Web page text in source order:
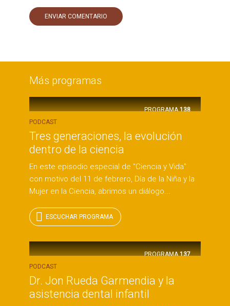
Más programas
PROGRAMA 138
PODCAST
Tres generaciones, la evolución
dentro de la ciencia
En este episodio especial de "Ciencia y Vida"
con motivo del 11 de febrero, Día de la Niña y la
Mujer en la Ciencia, abrimos un diálogo...
ESCUCHAR PROGRAMA
PROGRAMA 137
PODCAST
Dr. Jon Rueda Garmendia y la
asistencia dental infantil